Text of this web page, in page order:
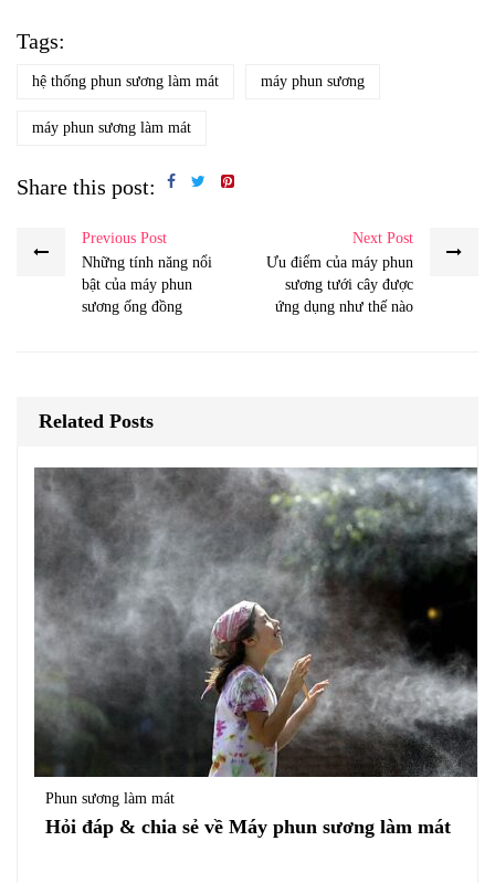
Tags:
hệ thống phun sương làm mát máy phun sương
máy phun sương làm mát
Share this post:
Previous Post
Những tính năng nổi
bật của máy phun
sương ống đồng
Next Post
Ưu điểm của máy phun
sương tưới cây được
ứng dụng như thế nào
Related Posts
Phun sương làm mát
Hỏi đáp & chia sẻ về Máy phun sương làm mát